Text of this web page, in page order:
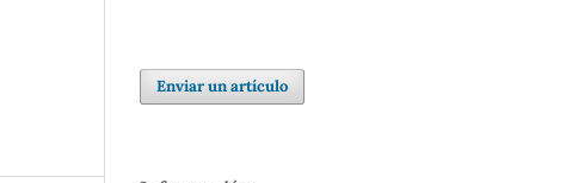
Enviar un artículo